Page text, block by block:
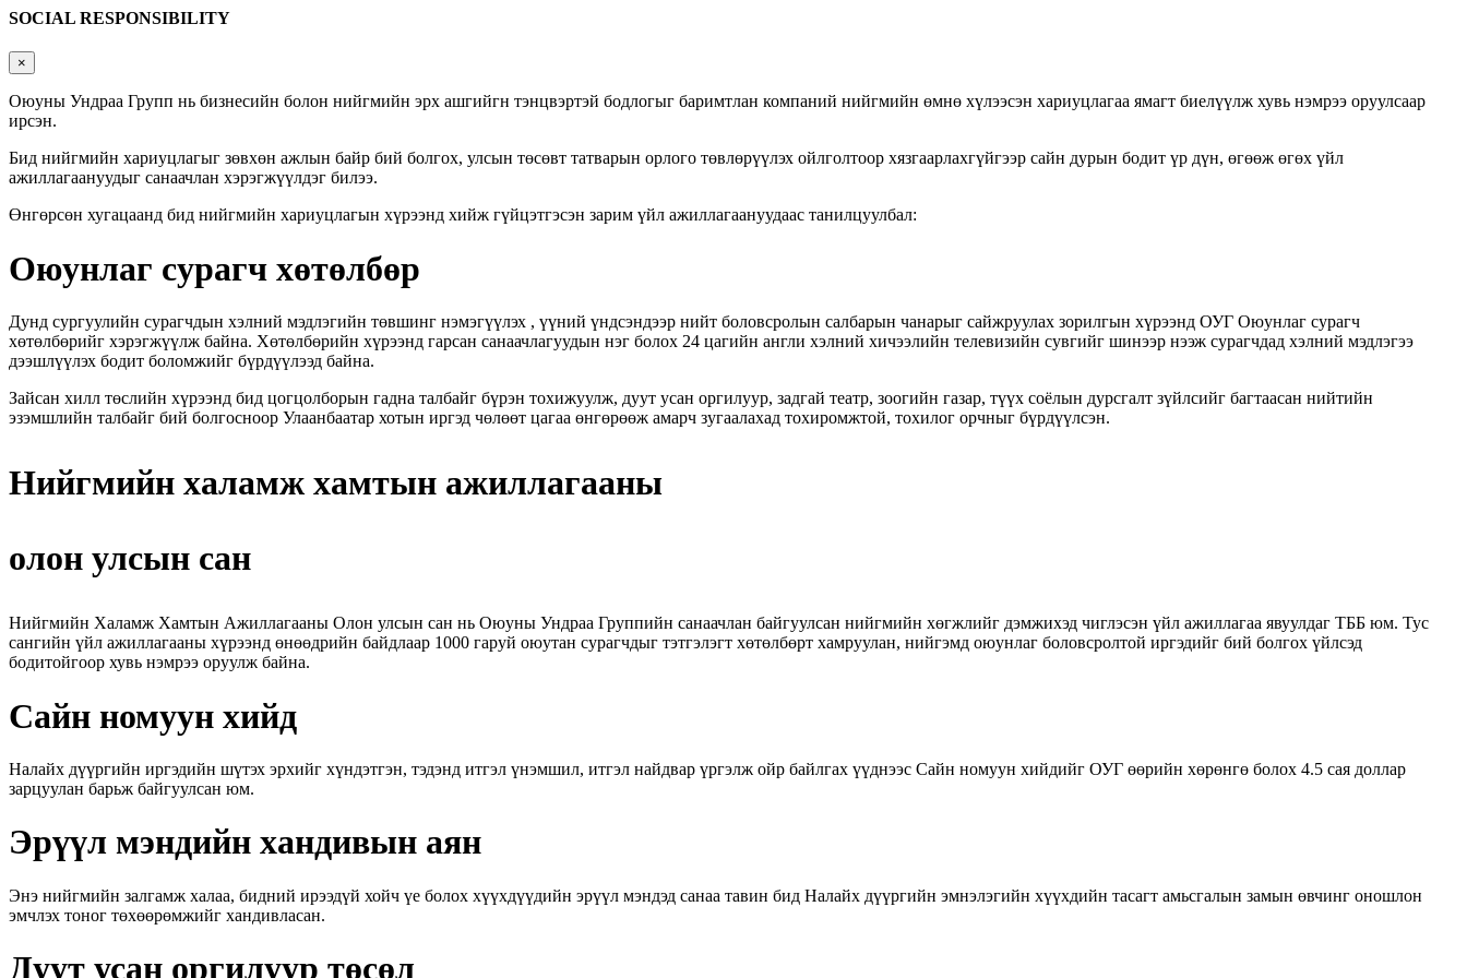
SOCIAL RESPONSIBILITY
×
Оюуны Ундраа Групп нь бизнесийн болон нийгмийн эрх ашгийгн тэнцвэртэй бодлогыг баримтлан компаний нийгмийн өмнө хүлээсэн хариуцлагаа ямагт биелүүлж хувь нэмрээ оруулсаар
ирсэн.
Бид нийгмийн хариуцлагыг зөвхөн ажлын байр бий болгох, улсын төсөвт татварын орлого төвлөрүүлэх ойлголтоор хязгаарлахгүйгээр сайн дурын бодит үр дүн, өгөөж өгөх үйл
ажиллагаануудыг санаачлан хэрэгжүүлдэг билээ.
Өнгөрсөн хугацаанд бид нийгмийн хариуцлагын хүрээнд хийж гүйцэтгэсэн зарим үйл ажиллагаануудаас танилцуулбал:
Оюунлаг сурагч хөтөлбөр
Дунд сургуулийн сурагчдын хэлний мэдлэгийн төвшинг нэмэгүүлэх , үүний үндсэндээр нийт боловсролын салбарын чанарыг сайжруулах зорилгын хүрээнд ОУГ Оюунлаг сурагч
хөтөлбөрийг хэрэгжүүлж байна. Хөтөлбөрийн хүрээнд гарсан санаачлагуудын нэг болох 24 цагийн англи хэлний хичээлийн телевизийн сувгийг шинээр нээж сурагчдад хэлний мэдлэгээ
дээшлүүлэх бодит боломжийг бүрдүүлээд байна.
Зайсан хилл төслийн хүрээнд бид цогцолборын гадна талбайг бүрэн тохижуулж, дуут усан оргилуур, задгай театр, зоогийн газар, түүх соёлын дурсгалт зүйлсийг багтаасан нийтийн
эзэмшлийн талбайг бий болгосноор Улаанбаатар хотын иргэд чөлөөт цагаа өнгөрөөж амарч зугаалахад тохиромжтой, тохилог орчныг бүрдүүлсэн.
Нийгмийн халамж хамтын ажиллагааны
олон улсын сан
Нийгмийн Халамж Хамтын Ажиллагааны Олон улсын сан нь Оюуны Ундраа Группийн санаачлан байгуулсан нийгмийн хөгжлийг дэмжихэд чиглэсэн үйл ажиллагаа явуулдаг ТББ юм. Тус
сангийн үйл ажиллагааны хүрээнд өнөөдрийн байдлаар 1000 гаруй оюутан сурагчдыг тэтгэлэгт хөтөлбөрт хамруулан, нийгэмд оюунлаг боловсролтой иргэдийг бий болгох үйлсэд
бодитойгоор хувь нэмрээ оруулж байна.
Сайн номуун хийд
Налайх дүүргийн иргэдийн шүтэх эрхийг хүндэтгэн, тэдэнд итгэл үнэмшил, итгэл найдвар үргэлж ойр байлгах үүднээс Сайн номуун хийдийг ОУГ өөрийн хөрөнгө болох 4.5 сая доллар
зарцуулан барьж байгуулсан юм.
Эрүүл мэндийн хандивын аян
Энэ нийгмийн залгамж халаа, бидний ирээдүй хойч үе болох хүүхдүүдийн эрүүл мэндэд санаа тавин бид Налайх дүүргийн эмнэлэгийн хүүхдийн тасагт амьсгалын замын өвчинг оношлон
эмчлэх тоног төхөөрөмжийг хандивласан.
Дуут усан оргилуур төсөл